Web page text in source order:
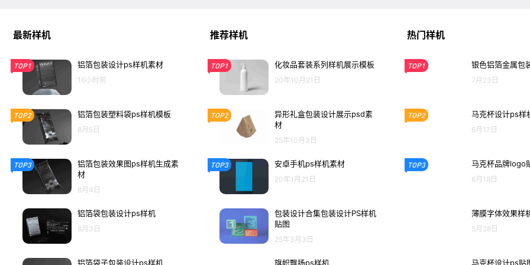
最新样机
TOP1 铝箔包装设计ps样机素材
16小时前
TOP2 铝箔包装塑料袋ps样机模板
8月5日
TOP3
铝箔包装效果图ps样机生成素
材
8月4日
铝箔袋包装设计ps样机
8月3日
铝箔袋子包装设计ps样机
推荐样机
TOP1 化妆品套装系列样机展示模板
20年10月21日
TOP2
异形礼盒包装设计展示psd素
材
25年10月3日
TOP3 安卓手机ps样机素材
20年1月21日
包装设计合集包装设计PS样机
贴图
25年3月3日
旗帜飘扬ps样机
热门样机
TOP1 银色铝箔金属包
7月23日
TOP2 马克杯设计ps样
6月17日
TOP3 马克杯品牌logo
6月18日
薄膜字体效果样
5月28日
马克杯设计ps贴